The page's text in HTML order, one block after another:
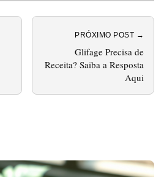
PRÓXIMO POST →
Glifage Precisa de
Receita? Saiba a Resposta
Aqui